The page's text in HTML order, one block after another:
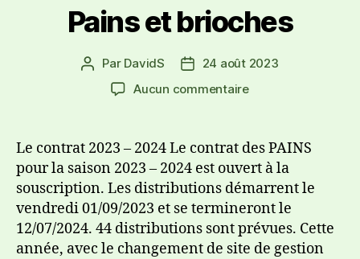
Pains et brioches
Par DavidS
24 août 2023
Aucun commentaire
Le contrat 2023 – 2024 Le contrat des PAINS
pour la saison 2023 – 2024 est ouvert à la
souscription. Les distributions démarrent le
vendredi 01/09/2023 et se termineront le
12/07/2024. 44 distributions sont prévues. Cette
année, avec le changement de site de gestion